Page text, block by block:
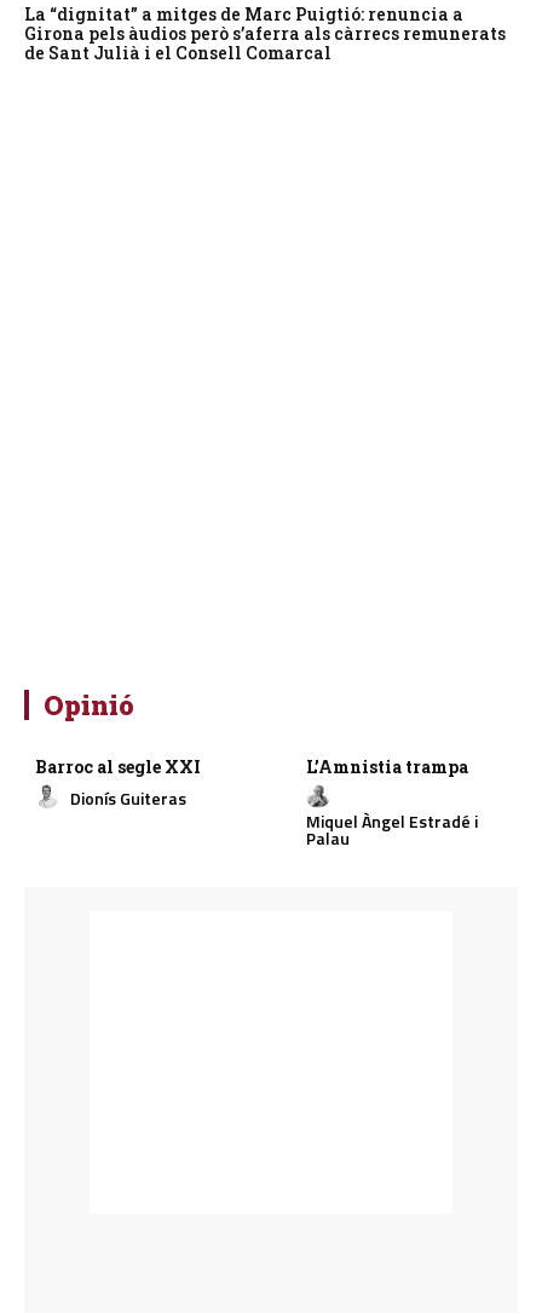
La “dignitat” a mitges de Marc Puigtió: renuncia a
Girona pels àudios però s’aferra als càrrecs remunerats
de Sant Julià i el Consell Comarcal
Opinió
Barroc al segle XXI
Dionís Guiteras
L’Amnistia trampa
Miquel Àngel Estradé i
Palau